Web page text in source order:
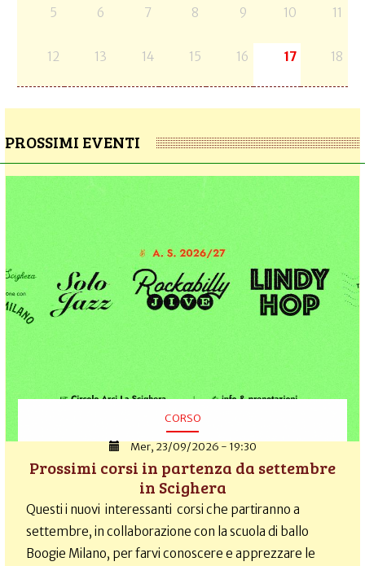
5 6 7 8 9 10 11
12 13 14 15 16 17 18
PROSSIMI EVENTI
CORSO
Mer, 23/09/2026 - 19:30
Prossimi corsi in partenza da settembre
in Scighera
Questi i nuovi interessanti corsi che partiranno a
settembre, in collaborazione con la scuola di ballo
Boogie Milano, per farvi conoscere e apprezzare le